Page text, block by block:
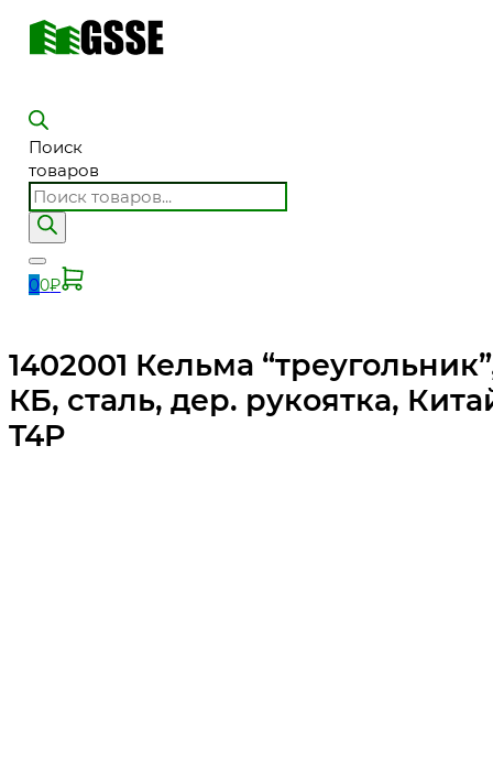
Поиск
товаров
00₽
1402001 Кельма
КБ, сталь, дер. рукоятка,
T4P